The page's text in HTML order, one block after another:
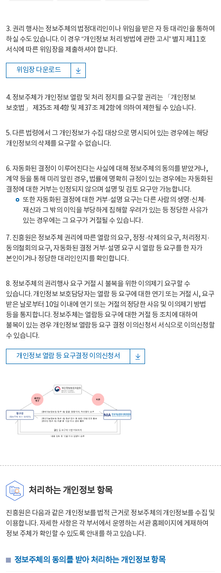
3. 권리 행사는 정보주체의 법정대리인이나 위임을 받은 자 등 대리인을 통하여
하실 수도 있습니다. 이 경우 “개인정보 처리 방법에 관한 고시” 별지 제11호
서식에 따른 위임장을 제출하셔야 합니다.
위임장 다운로드
4. 정보주체가 개인정보 열람 및 처리 정지를 요구할 권리는 「개인정보
보호법」 제35조 제4항 및 제37조 제2항에 의하여 제한될 수 있습니다.
5. 다른 법령에서 그 개인정보가 수집 대상으로 명시되어 있는 경우에는 해당
개인정보의 삭제를 요구할 수 없습니다.
6. 자동화된 결정이 이루어진다는 사실에 대해 정보주체의 동의를 받았거나,
계약 등을 통해 미리 알린 경우, 법률에 명확히 규정이 있는 경우에는 자동화된
결정에 대한 거부는 인정되지 않으며 설명 및 검토 요구만 가능합니다.
또한 자동화된 결정에 대한 거부·설명 요구는 다른 사람의 생명·신체·
재산과 그 밖의 이익을 부당하게 침해할 우려가 있는 등 정당한 사유가
있는 경우에는 그 요구가 거절될 수 있습니다.
7. 진흥원은 정보주체 권리에 따른 열람의 요구, 정정·삭제의 요구, 처리정지·
동의철회의 요구, 자동화된 결정 거부·설명 요구 시 열람 등 요구를 한 자가
본인이거나 정당한 대리인인지를 확인합니다.
8. 정보주체의 권리행사 요구 거절 시 불복을 위한 이의제기 요구할 수
있습니다. 개인정보 보호담당자는 열람 등 요구에 대한 연기 또는 거절 시, 요구
받은 날로부터 10일 이내에 연기 또는 거절의 정당한 사유 및 이의제기 방법
등을 통지합니다. 정보주체는 열람등 요구에 대한 거절 등 조치에 대하여
불복이 있는 경우 개인정보 열람등 요구 결정 이의신청서 서식으로 이의신청할
수 있습니다.
개인정보 열람 등 요구결정 이의신청서
처리하는 개인정보 항목
진흥원은 다음과 같은 개인정보를 법적 근거로 정보주체의 개인정보를 수집 및
이용합니다. 자세한 사항은 각 부서에서 운영하는 서관 홈페이지에 게재하여
정보 주체가 확인할 수 있도록 안내를 하고 있습니다.
정보주체의 동의를 받아 처리하는 개인정보 항목